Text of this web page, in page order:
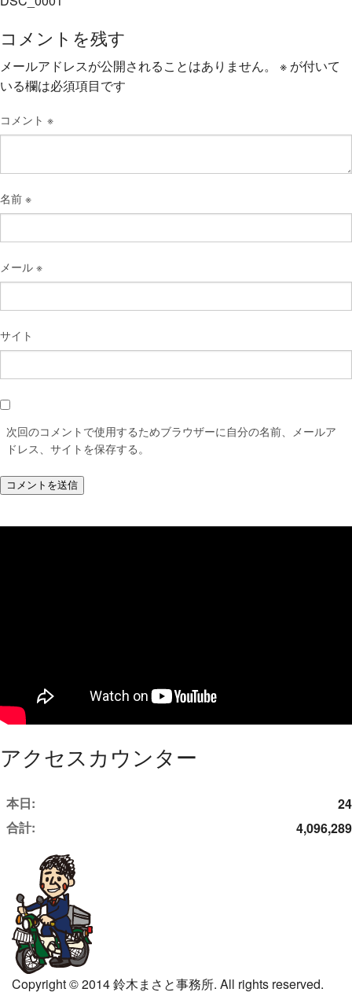
コメントを残す
メールアドレスが公開されることはありません。 ※ が付いて
いる欄は必須項目です
コメント ※
名前 ※
メール ※
サイト
次回のコメントで使用するためブラウザーに自分の名前、メールア
ドレス、サイトを保存する。
アクセスカウンター
本日:
24
合計:
4,096,289
Copyright © 2014 鈴木まさと事務所. All rights reserved.